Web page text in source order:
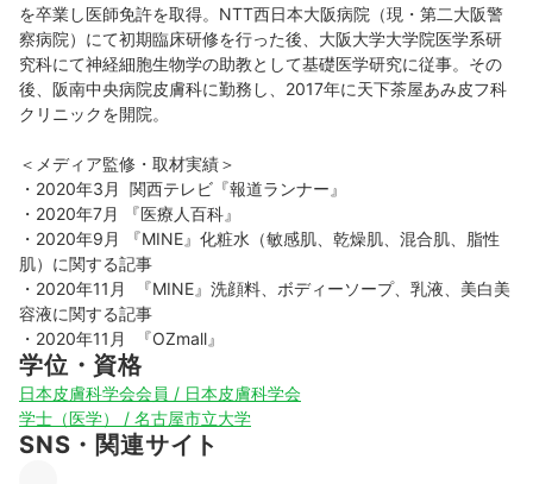
を卒業し医師免許を取得。NTT西日本大阪病院（現・第二大阪警
察病院）にて初期臨床研修を行った後、大阪大学大学院医学系研
究科にて神経細胞生物学の助教として基礎医学研究に従事。その
後、阪南中央病院皮膚科に勤務し、2017年に天下茶屋あみ皮フ科
クリニックを開院。
＜メディア監修・取材実績＞
・2020年3月  関西テレビ『報道ランナー』
・2020年7月 『医療人百科』
・2020年9月 『MINE』化粧水（敏感肌、乾燥肌、混合肌、脂性
肌）に関する記事
・2020年11月  『MINE』洗顔料、ボディーソープ、乳液、美白美
容液に関する記事
・2020年11月  『OZmall』
学位・資格
日本皮膚科学会会員 / 日本皮膚科学会
学士（医学） / 名古屋市立大学
SNS・関連サイト